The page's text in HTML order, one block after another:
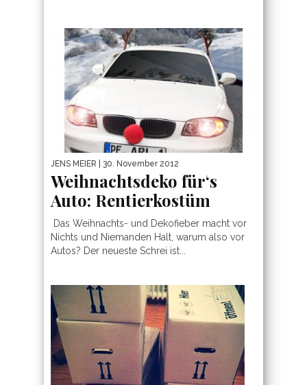
JENS MEIER | 30. November 2012
Weihnachtsdeko für‘s
Auto: Rentierkostüm
Das Weihnachts- und Dekofieber macht vor
Nichts und Niemanden Halt, warum also vor
Autos? Der neueste Schrei ist...